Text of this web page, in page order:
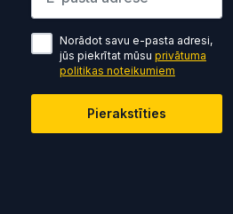
Norādot savu e-pasta adresi,
jūs piekrītat mūsu privātuma
politikas noteikumiem
Pierakstīties